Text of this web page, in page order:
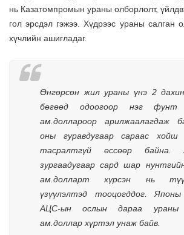
нь Казатомпромын ураны олборлолт,
гол эрсдэл гэжээ. Хүдрээс ураны салган
хүчлийн ашигладаг.
Өнгөрсөн жил ураны үнэ 2
бөгөөд одоогоор нэг
ам.доллароор арилжаалагдаж
оны гуравдугаар сараас хойш
тасралтгүй өссөөр байна.
зургаадугаар сард шар
ам.долларт хүрсэн нь
үзүүлэлтэд тооцогддог.
АЦС-ын ослын дараа
ам.доллар хүртэл унаж байв.